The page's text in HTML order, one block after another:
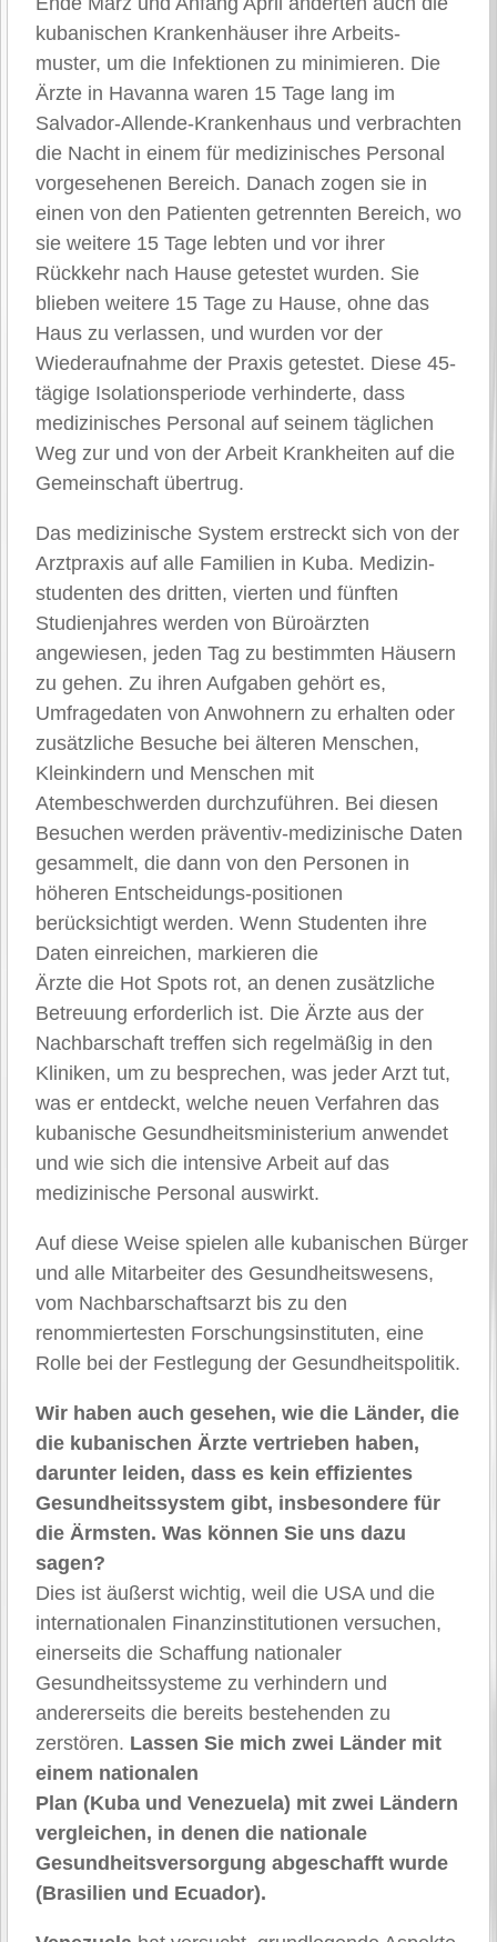
kubanischen Krankenhäuser ihre Arbeits-
muster, um die Infektionen zu minimieren. Die
Ärzte in Havanna waren 15 Tage lang im
Salvador-Allende-Krankenhaus und verbrachten
die Nacht in einem für medizinisches Personal
vorgesehenen Bereich. Danach zogen sie in
einen von den Patienten getrennten Bereich, wo
sie weitere 15 Tage lebten und vor ihrer
Rückkehr nach Hause getestet wurden. Sie
blieben weitere 15 Tage zu Hause, ohne das
Haus zu verlassen, und wurden vor der
Wiederaufnahme der Praxis getestet. Diese 45-
tägige Isolationsperiode verhinderte, dass
medizinisches Personal auf seinem täglichen
Weg zur und von der Arbeit Krankheiten auf die
Gemeinschaft übertrug.
Das medizinische System erstreckt sich von der
Arztpraxis auf alle Familien in Kuba. Medizin-
studenten des dritten, vierten und fünften
Studienjahres werden von Büroärzten
angewiesen, jeden Tag zu bestimmten Häusern
zu gehen. Zu ihren Aufgaben gehört es,
Umfragedaten von Anwohnern zu erhalten oder
zusätzliche Besuche bei älteren Menschen,
Kleinkindern und Menschen mit
Atembeschwerden durchzuführen. Bei diesen
Besuchen werden präventiv-medizinische Daten
gesammelt, die dann von den Personen in
höheren Entscheidungs-positionen
berücksichtigt werden. Wenn Studenten ihre
Daten einreichen, markieren die
Ärzte die Hot Spots rot, an denen zusätzliche
Betreuung erforderlich ist. Die Ärzte aus der
Nachbarschaft treffen sich regelmäßig in den
Kliniken, um zu besprechen, was jeder Arzt tut,
was er entdeckt, welche neuen Verfahren das
kubanische Gesundheitsministerium anwendet
und wie sich die intensive Arbeit auf das
medizinische Personal auswirkt.
Auf diese Weise spielen alle kubanischen Bürger
und alle Mitarbeiter des Gesundheitswesens,
vom Nachbarschaftsarzt bis zu den
renommiertesten Forschungsinstituten, eine
Rolle bei der Festlegung der Gesundheitspolitik.
Wir haben auch gesehen, wie die Länder, die
die kubanischen Ärzte vertrieben haben,
darunter leiden, dass es kein effizientes
Gesundheitssystem gibt, insbesondere für
die Ärmsten. Was können Sie uns dazu
sagen?
Dies ist äußerst wichtig, weil die USA und die
internationalen Finanzinstitutionen versuchen,
einerseits die Schaffung nationaler
Gesundheitssysteme zu verhindern und
andererseits die bereits bestehenden zu
zerstören. Lassen Sie mich zwei Länder mit
einem nationalen
Plan (Kuba und Venezuela) mit zwei Ländern
vergleichen, in denen die nationale
Gesundheitsversorgung abgeschafft wurde
(Brasilien und Ecuador).